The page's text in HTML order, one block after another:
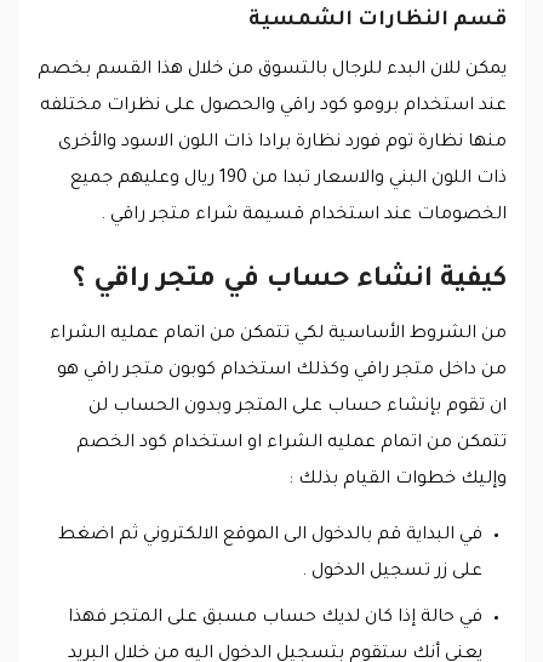
قسم النظارات الشمسية
يمكن للان البدء للرجال بالتسوق من خلال هذا القسم بخصم
عند استخدام برومو كود راقي والحصول على نظرات مختلفه
منها نظارة توم فورد نظارة برادا ذات اللون الاسود والأخرى
ذات اللون البني والاسعار تبدا من 190 ريال وعليهم جميع
الخصومات عند استخدام قسيمة شراء متجر راقي .
كيفية انشاء حساب في متجر راقي ؟
من الشروط الأساسية لكي تتمكن من اتمام عمليه الشراء
من داخل متجر راقي وكذلك استخدام كوبون متجر راقي هو
ان تقوم بإنشاء حساب على المتجر وبدون الحساب لن
تتمكن من اتمام عمليه الشراء او استخدام كود الخصم
وإليك خطوات القيام بذلك :
في البداية قم بالدخول الى الموقع الالكتروني ثم اضغط
على زر تسجيل الدخول .
في حالة إذا كان لديك حساب مسبق على المتجر فهذا
يعني أنك ستقوم بتسجيل الدخول اليه من خلال البريد